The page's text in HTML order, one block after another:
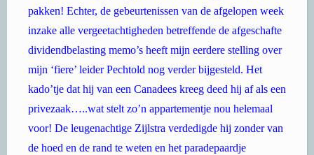
pakken! Echter, de gebeurtenissen van de afgelopen week
inzake alle vergeetachtigheden betreffende de afgeschafte
dividendbelasting memo’s heeft mijn eerdere stelling over
mijn ‘fiere’ leider Pechtold nog verder bijgesteld. Het
kado’tje dat hij van een Canadees kreeg deed hij af als een
privezaak…..wat stelt zo’n appartementje nou helemaal
voor! De leugenachtige Zijlstra verdedigde hij zonder van
de hoed en de rand te weten en het paradepaardje